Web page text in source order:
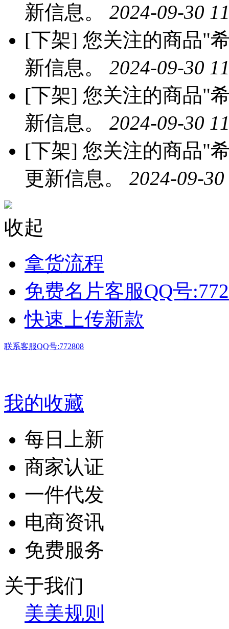
新信息。 2024-09-30
[下架] 您关注的商品"
新信息。 2024-09-30
[下架] 您关注的商品"
新信息。 2024-09-30
[下架] 您关注的商品"
更新信息。 2024-09-
收起
拿货流程
免费名片客服QQ号
快速上传新款
联系客服QQ号:772808
我的收藏
每日上新
商家认证
一件代发
电商资讯
免费服务
关于我们
美美规则